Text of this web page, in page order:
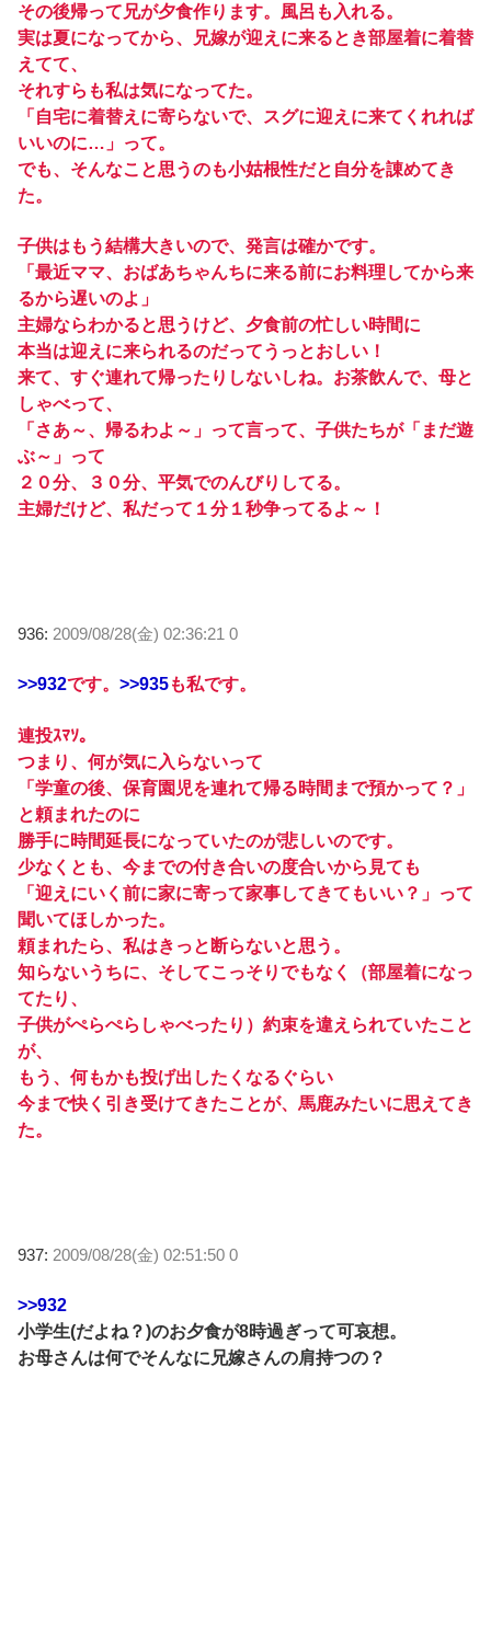
その後帰って兄が夕食作ります。風呂も入れる。
実は夏になってから、兄嫁が迎えに来るとき部屋着に着替
えてて、
それすらも私は気になってた。
「自宅に着替えに寄らないで、スグに迎えに来てくれれば
いいのに…」って。
でも、そんなこと思うのも小姑根性だと自分を諌めてき
た。
子供はもう結構大きいので、発言は確かです。
「最近ママ、おばあちゃんちに来る前にお料理してから来
るから遅いのよ」
主婦ならわかると思うけど、夕食前の忙しい時間に
本当は迎えに来られるのだってうっとおしい！
来て、すぐ連れて帰ったりしないしね。お茶飲んで、母と
しゃべって、
「さあ～、帰るわよ～」って言って、子供たちが「まだ遊
ぶ～」って
２０分、３０分、平気でのんびりしてる。
主婦だけど、私だって１分１秒争ってるよ～！
936: 2009/08/28(金) 02:36:21 0
>>932です。 >>935も私です。
連投ｽﾏｿ。
つまり、何が気に入らないって
「学童の後、保育園児を連れて帰る時間まで預かって？」
と頼まれたのに
勝手に時間延長になっていたのが悲しいのです。
少なくとも、今までの付き合いの度合いから見ても
「迎えにいく前に家に寄って家事してきてもいい？」って
聞いてほしかった。
頼まれたら、私はきっと断らないと思う。
知らないうちに、そしてこっそりでもなく（部屋着になっ
てたり、
子供がぺらぺらしゃべったり）約束を違えられていたこと
が、
もう、何もかも投げ出したくなるぐらい
今まで快く引き受けてきたことが、馬鹿みたいに思えてき
た。
937: 2009/08/28(金) 02:51:50 0
>>932
小学生(だよね？)のお夕食が8時過ぎって可哀想。
お母さんは何でそんなに兄嫁さんの肩持つの？